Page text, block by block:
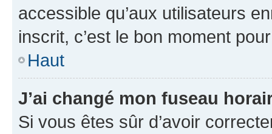
accessible qu’aux utilisateurs
inscrit, c’est le bon moment
Haut
J’ai changé mon fuseau
Si vous êtes sûr d’avoir